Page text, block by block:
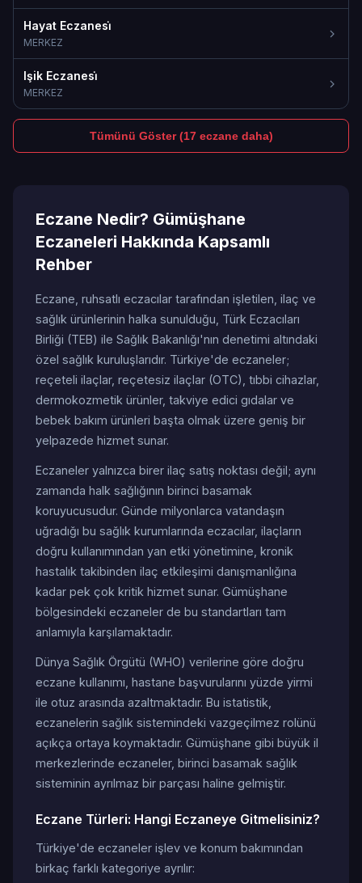
Hayat Eczanesi̇
MERKEZ
Işik Eczanesi̇
MERKEZ
Tümünü Göster (17 eczane daha)
Eczane Nedir? Gümüşhane
Eczaneleri Hakkında Kapsamlı
Rehber
Eczane, ruhsatlı eczacılar tarafından işletilen, ilaç ve
sağlık ürünlerinin halka sunulduğu, Türk Eczacıları
Birliği (TEB) ile Sağlık Bakanlığı'nın denetimi altındaki
özel sağlık kuruluşlarıdır. Türkiye'de eczaneler;
reçeteli ilaçlar, reçetesiz ilaçlar (OTC), tıbbi cihazlar,
dermokozmetik ürünler, takviye edici gıdalar ve
bebek bakım ürünleri başta olmak üzere geniş bir
yelpazede hizmet sunar.
Eczaneler yalnızca birer ilaç satış noktası değil; aynı
zamanda halk sağlığının birinci basamak
koruyucusudur. Günde milyonlarca vatandaşın
uğradığı bu sağlık kurumlarında eczacılar, ilaçların
doğru kullanımından yan etki yönetimine, kronik
hastalık takibinden ilaç etkileşimi danışmanlığına
kadar pek çok kritik hizmet sunar. Gümüşhane
bölgesindeki eczaneler de bu standartları tam
anlamıyla karşılamaktadır.
Dünya Sağlık Örgütü (WHO) verilerine göre doğru
eczane kullanımı, hastane başvurularını yüzde yirmi
ile otuz arasında azaltmaktadır. Bu istatistik,
eczanelerin sağlık sistemindeki vazgeçilmez rolünü
açıkça ortaya koymaktadır. Gümüşhane gibi büyük il
merkezlerinde eczaneler, birinci basamak sağlık
sisteminin ayrılmaz bir parçası haline gelmiştir.
Eczane Türleri: Hangi Eczaneye Gitmelisiniz?
Türkiye'de eczaneler işlev ve konum bakımından
birkaç farklı kategoriye ayrılır: